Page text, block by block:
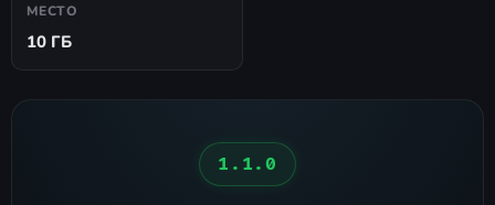
МЕСТО
10 ГБ
1.1.0